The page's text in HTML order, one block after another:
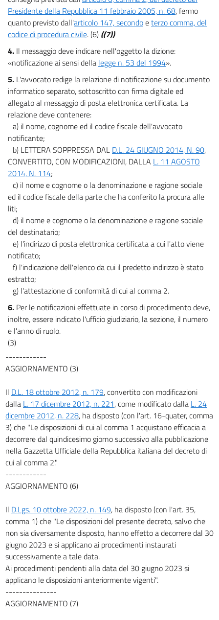
Presidente della Repubblica 11 febbraio 2005, n. 68, fermo
quanto previsto dall'articolo 147, secondoeterzo comma, del
codice di procedura civile. (6) ((7))
4. Il messaggio deve indicare nell'oggetto la dizione:
«notificazione ai sensi della legge n. 53 del 1994».
5. L'avvocato redige la relazione di notificazione su documento
informatico separato, sottoscritto con firma digitale ed
allegato al messaggio di posta elettronica certificata. La
relazione deve contenere:
a) il nome, cognome ed il codice fiscale dell'avvocato
notificante;
b) LETTERA SOPPRESSA DAL D.L. 24 GIUGNO 2014, N. 90,
CONVERTITO, CON MODIFICAZIONI, DALLA L. 11 AGOSTO
2014, N. 114;
c) il nome e cognome o la denominazione e ragione sociale
ed il codice fiscale della parte che ha conferito la procura alle
liti;
d) il nome e cognome o la denominazione e ragione sociale
del destinatario;
e) l'indirizzo di posta elettronica certificata a cui l'atto viene
notificato;
f) l'indicazione dell'elenco da cui il predetto indirizzo è stato
estratto;
g) l'attestazione di conformità di cui al comma 2.
6. Per le notificazioni effettuate in corso di procedimento deve,
inoltre, essere indicato l'ufficio giudiziario, la sezione, il numero
e l'anno di ruolo.
(3)
------------
AGGIORNAMENTO (3)
Il D.L. 18 ottobre 2012, n. 179, convertito con modificazioni
dalla L. 17 dicembre 2012, n. 221, come modificato dalla L. 24
dicembre 2012, n. 228, ha disposto (con l'art. 16-quater, comma
3) che "Le disposizioni di cui al comma 1 acquistano efficacia a
decorrere dal quindicesimo giorno successivo alla pubblicazione
nella Gazzetta Ufficiale della Repubblica italiana del decreto di
cui al comma 2."
------------
AGGIORNAMENTO (6)
Il D.Lgs. 10 ottobre 2022, n. 149, ha disposto (con l'art. 35,
comma 1) che "Le disposizioni del presente decreto, salvo che
non sia diversamente disposto, hanno effetto a decorrere dal 30
giugno 2023 e si applicano ai procedimenti instaurati
successivamente a tale data.
Ai procedimenti pendenti alla data del 30 giugno 2023 si
applicano le disposizioni anteriormente vigenti".
---------------
AGGIORNAMENTO (7)